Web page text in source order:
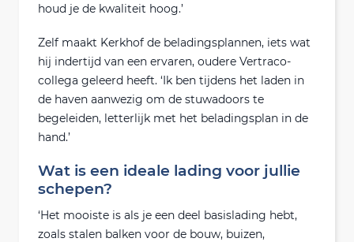
houd je de kwaliteit hoog.’
Zelf maakt Kerkhof de beladingsplannen, iets wat
hij indertijd van een ervaren, oudere Vertraco-
collega geleerd heeft. ‘Ik ben tijdens het laden in
de haven aanwezig om de stuwadoors te
begeleiden, letterlijk met het beladingsplan in de
hand.’
Wat is een ideale lading voor jullie
schepen?
‘Het mooiste is als je een deel basislading hebt,
zoals stalen balken voor de bouw, buizen,